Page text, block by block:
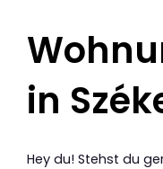
in
Hey du! Stehst du